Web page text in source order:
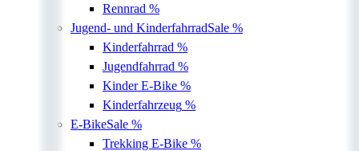
Rennrad %
Jugend- und KinderfahrradSale %
Kinderfahrrad %
Jugendfahrrad %
Kinder E-Bike %
Kinderfahrzeug %
E-BikeSale %
Trekking E-Bike %